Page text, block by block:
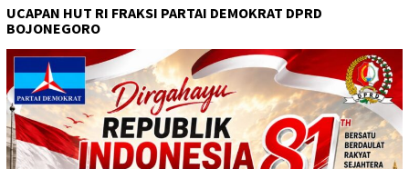
UCAPAN HUT RI FRAKSI PARTAI DEMOKRAT DPRD
BOJONEGORO